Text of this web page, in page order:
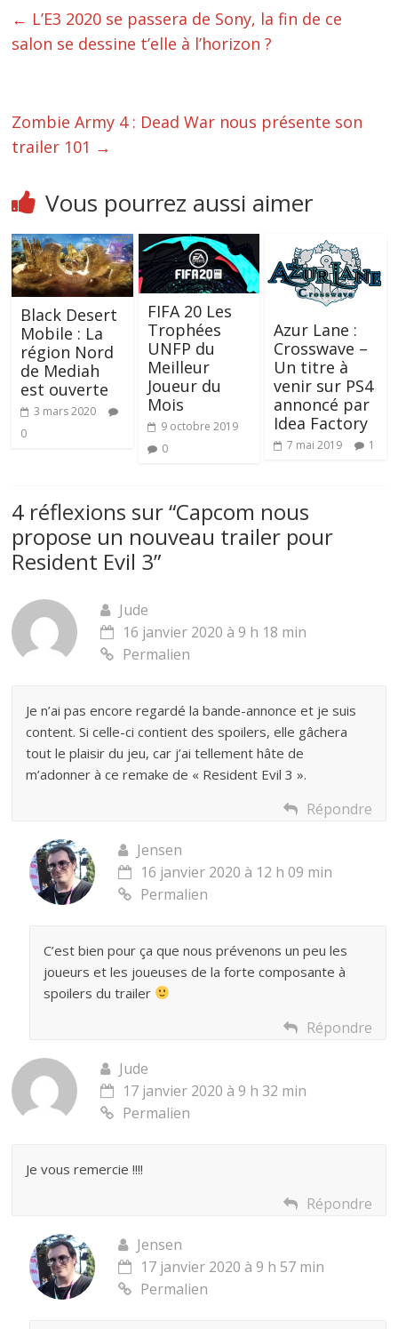
← L’E3 2020 se passera de Sony, la fin de ce
salon se dessine t’elle à l’horizon ?
Zombie Army 4 : Dead War nous présente son
trailer 101 →
Vous pourrez aussi aimer
Black Desert
Mobile : La
région Nord
de Mediah
est ouverte
3 mars 2020
0
FIFA 20 Les
Trophées
UNFP du
Meilleur
Joueur du
Mois
9 octobre 2019
0
Azur Lane :
Crosswave –
Un titre à
venir sur PS4
annoncé par
Idea Factory
7 mai 2019 1
4 réflexions sur “Capcom nous
propose un nouveau trailer pour
Resident Evil 3”
Jude
16 janvier 2020 à 9 h 18 min
Permalien
Je n’ai pas encore regardé la bande-annonce et je suis
content. Si celle-ci contient des spoilers, elle gâchera
tout le plaisir du jeu, car j’ai tellement hâte de
m’adonner à ce remake de « Resident Evil 3 ».
Répondre
Jensen
16 janvier 2020 à 12 h 09 min
Permalien
C’est bien pour ça que nous prévenons un peu les
joueurs et les joueuses de la forte composante à
spoilers du trailer
Répondre
Jude
17 janvier 2020 à 9 h 32 min
Permalien
Je vous remercie !!!!
Répondre
Jensen
17 janvier 2020 à 9 h 57 min
Permalien